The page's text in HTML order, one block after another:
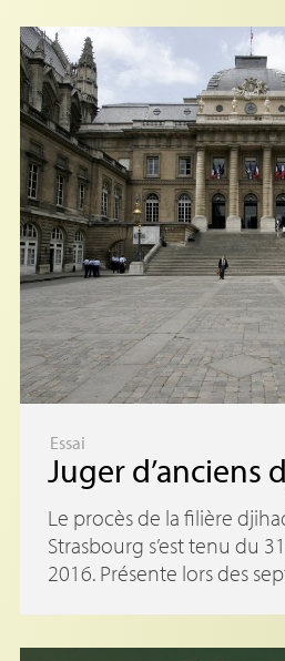
Essai
Juger d’anciens
Le procès de la filière
Strasbourg s’est tenu du
2016. Présente lors des